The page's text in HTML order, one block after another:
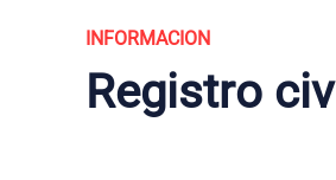
INFORMACION
Registro